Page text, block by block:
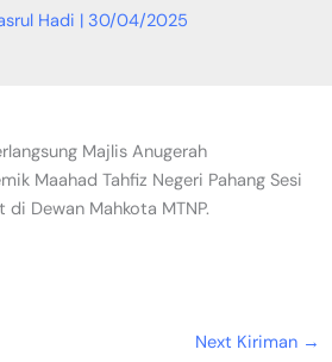
Hadi | 30/04/2025
Majlis Anugerah
Maahad Tahfiz Negeri Pahang Sesi
Dewan Mahkota MTNP.
Next Kiriman →